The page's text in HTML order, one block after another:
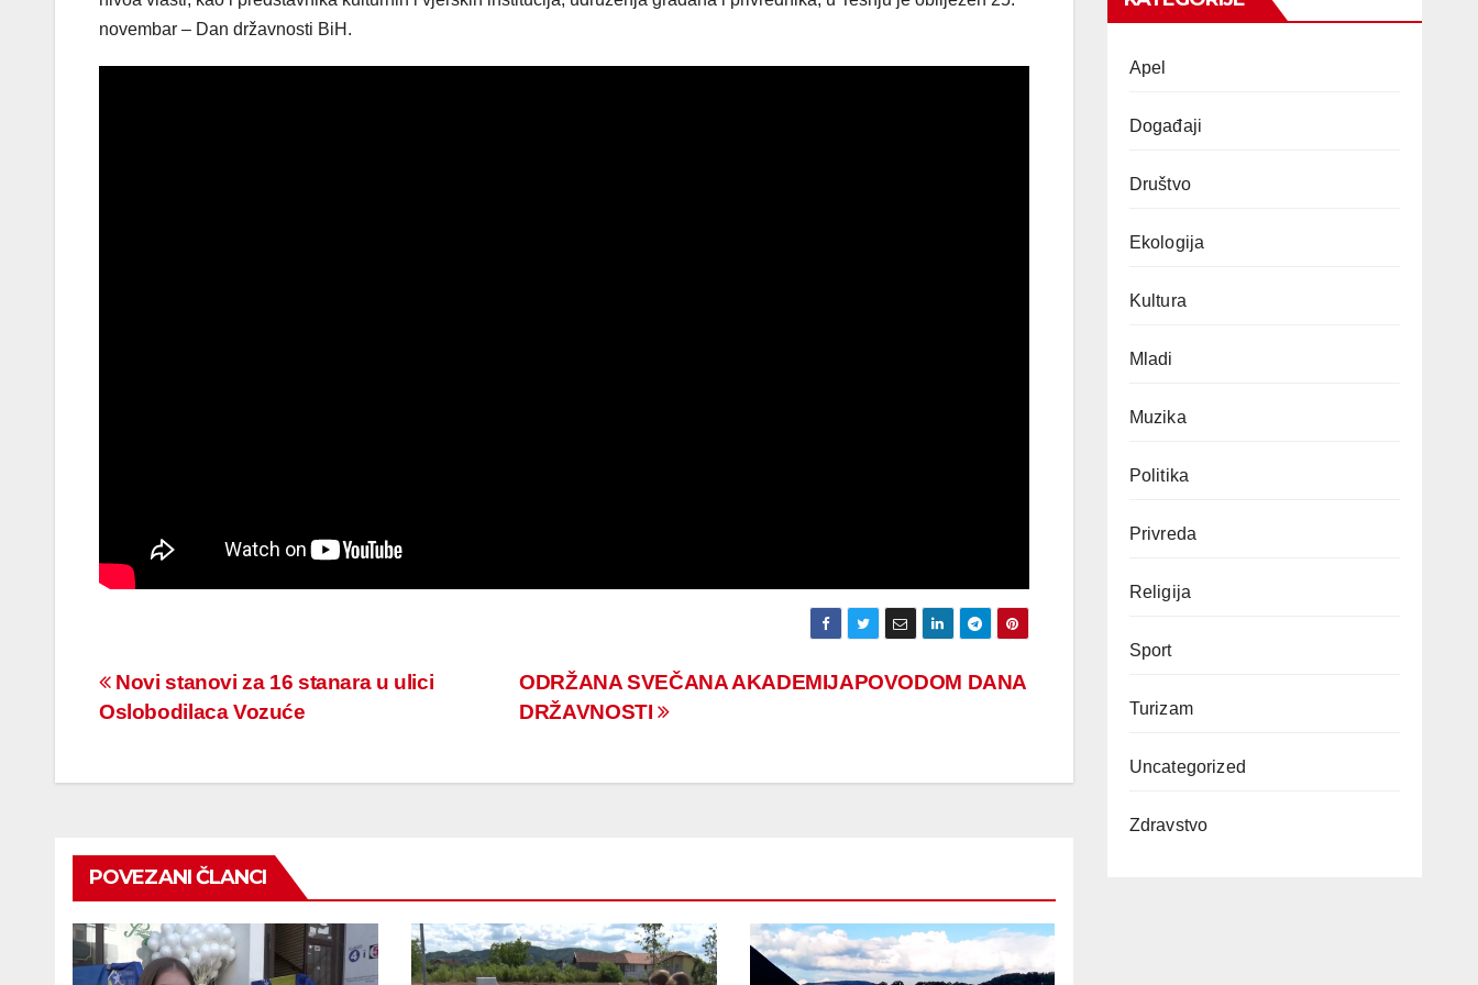
novembar – Dan državnosti BiH.
Navigacija
ODRŽANA SVEČANA AKADEMIJAPOVODOM DANA
DRŽAVNOSTI
Novi stanovi za 16 stanara u ulici
Oslobodilaca Vozuće
POVEZANI ČLANCI
Apel
Događaji
Društvo
Ekologija
Kultura
Mladi
Muzika
Politika
Privreda
Religija
Sport
Turizam
Uncategorized
Zdravstvo